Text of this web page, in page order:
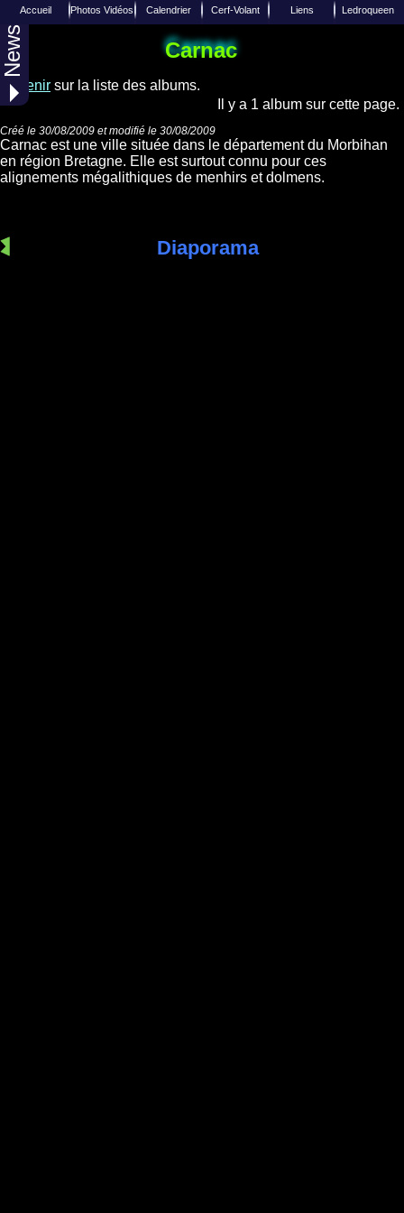
Accueil
Accueil
Photos Vidéos
Reportages
Photos Aériennes
Web TV
Calendrier
Calendrier 2027
Calendrier 2025
Cerf-Volant
Photo aérienne
Equipes / Club
Liens
Liens de Cerfs-Volants
Ledroqueen
Insèrer un Lien
Facebook
Over-Blog
News Carnac
Revenir sur la liste des albums.
Il y a 1 album sur cette page.
Créé le 30/08/2009 et modifié le 30/08/2009
Carnac est une ville située dans le département du Morbihan
en région Bretagne. Elle est surtout connu pour ces
alignements mégalithiques de menhirs et dolmens.
Diaporama